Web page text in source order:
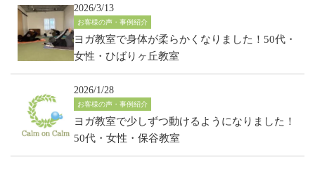
2026/3/13
お客様の声・事例紹介
ヨガ教室で身体が柔らかくなりました！50代・
女性・ひばりヶ丘教室
2026/1/28
お客様の声・事例紹介
ヨガ教室で少しずつ動けるようになりました！
50代・女性・保谷教室